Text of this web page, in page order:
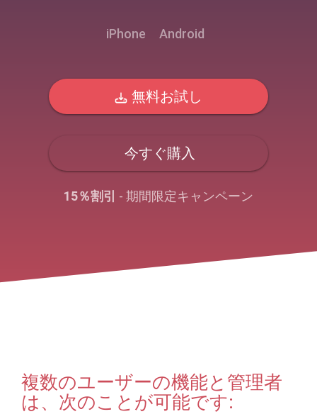
iPhone Android
無料お試し
今すぐ購入
15％割引 - 期間限定キャンペーン
複数のユーザーの機能と管理者
は、次のことが可能です: